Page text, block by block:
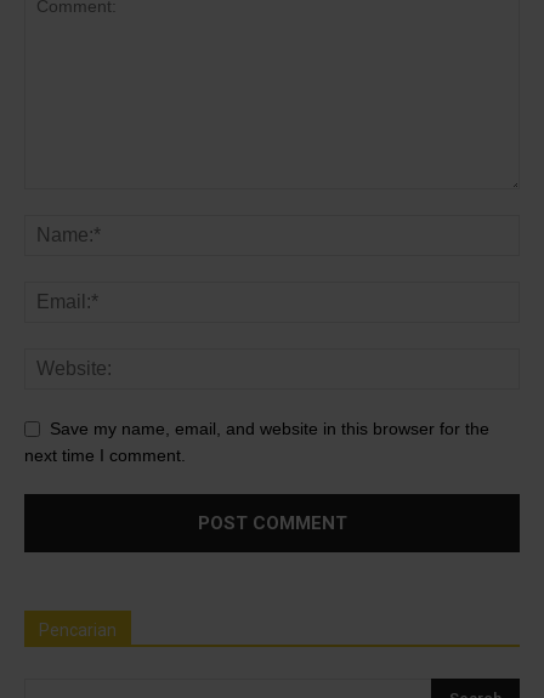
Save my name, email, and website in this browser for the
next time I comment.
Pencarian